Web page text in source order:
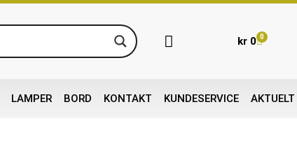
kr 0 0
LAMPER BORD KONTAKT KUNDESERVICE AKTUELT